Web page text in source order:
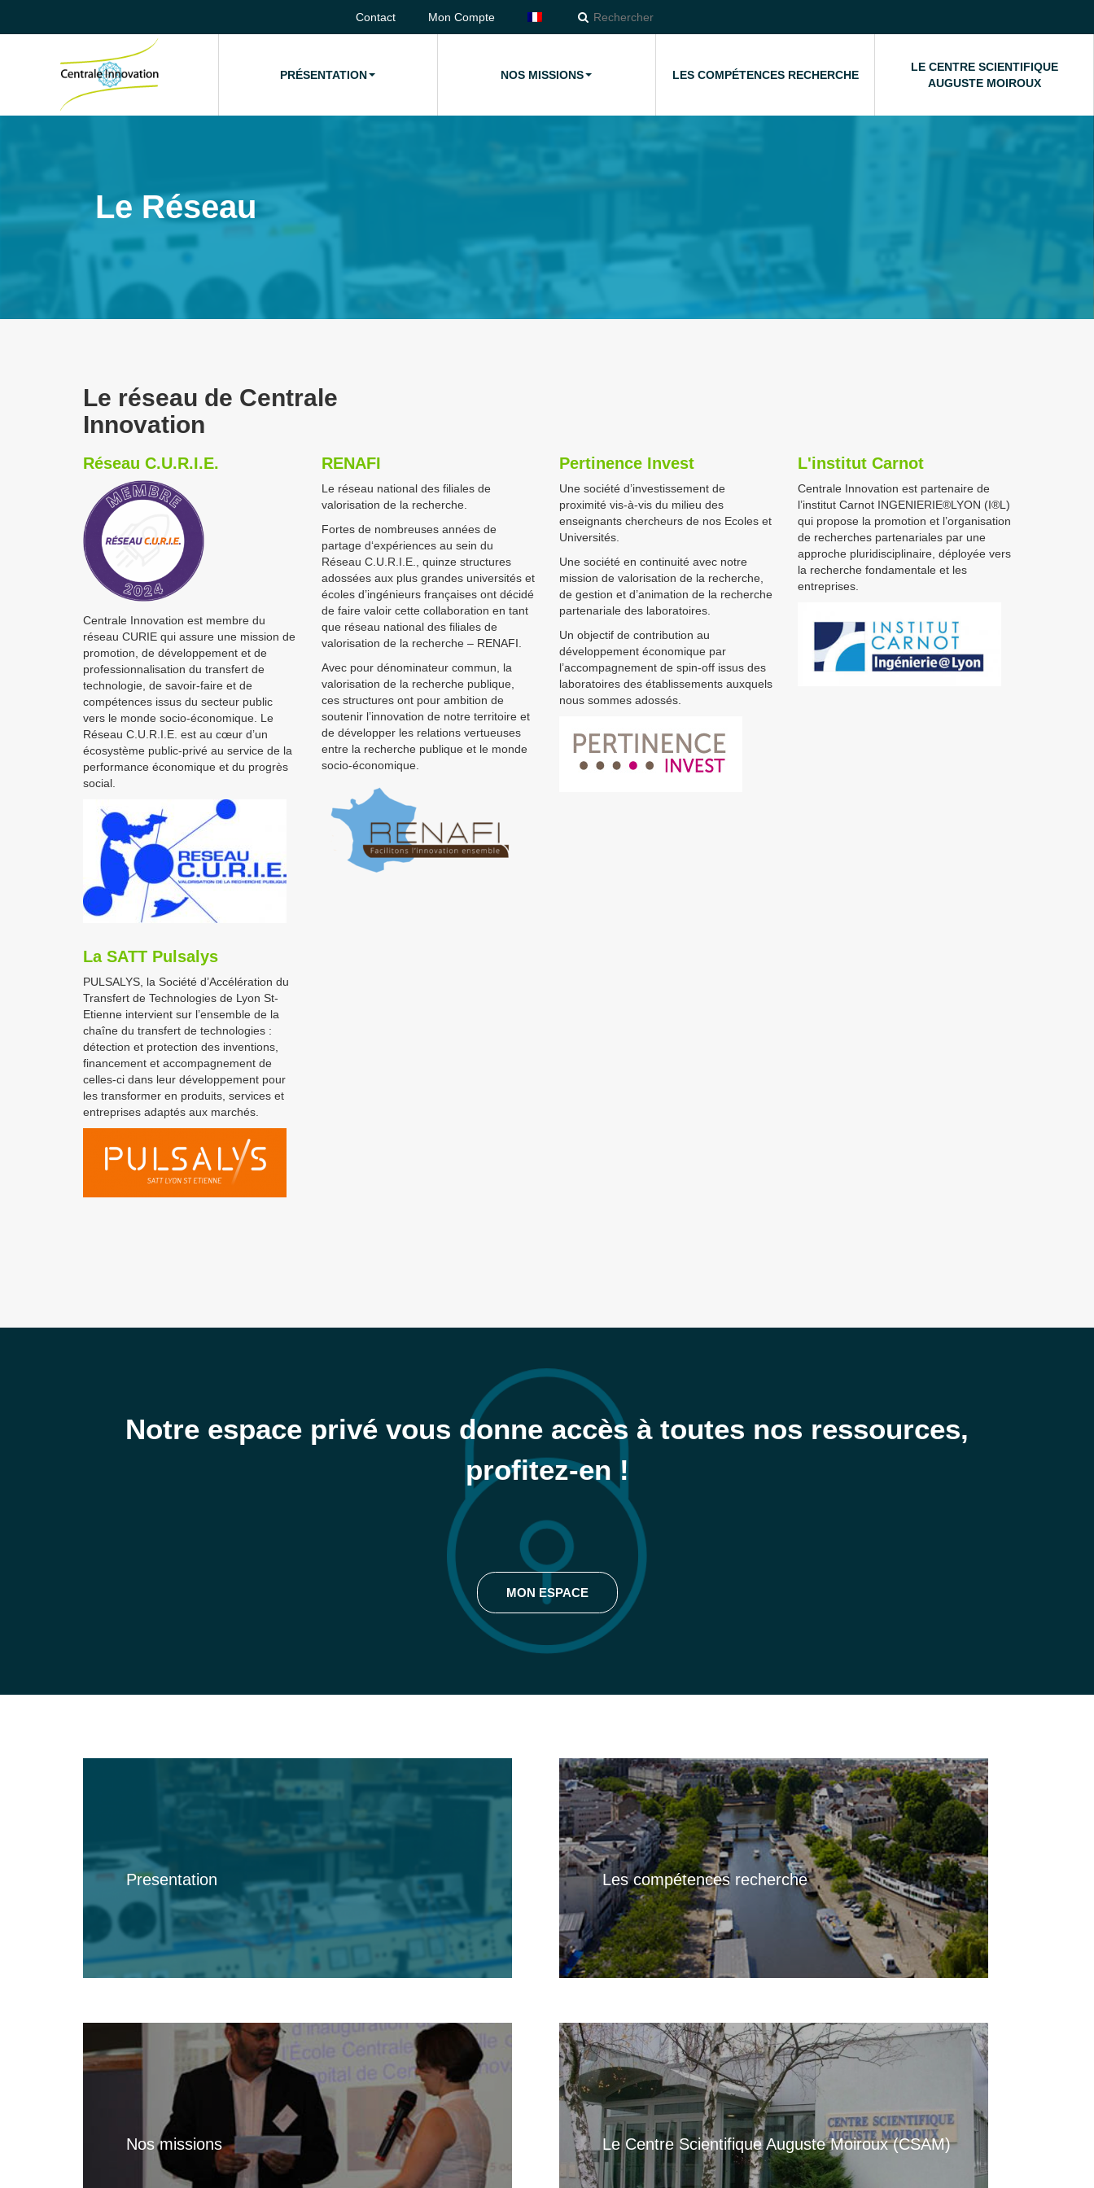
Contact Mon Compte
ACCUEIL PRÉSENTATION NOS MISSIONS LES COMPÉTENCES RECHERCHE
LE CENTRE SCIENTIFIQUE
AUGUSTE MOIROUX
Le Réseau
Le réseau de Centrale
Innovation
Réseau C.U.R.I.E.
Centrale Innovation est membre du
réseau CURIE qui assure une mission de
promotion, de développement et de
professionnalisation du transfert de
technologie, de savoir-faire et de
compétences issus du secteur public
vers le monde socio-économique. Le
Réseau C.U.R.I.E. est au cœur d’un
écosystème public-privé au service de la
performance économique et du progrès
social.
RENAFI
Le réseau national des filiales de
valorisation de la recherche.
Fortes de nombreuses années de
partage d‘expériences au sein du
Réseau C.U.R.I.E., quinze structures
adossées aux plus grandes universités et
écoles d’ingénieurs françaises ont décidé
de faire valoir cette collaboration en tant
que réseau national des filiales de
valorisation de la recherche – RENAFI.
Avec pour dénominateur commun, la
valorisation de la recherche publique,
ces structures ont pour ambition de
soutenir l’innovation de notre territoire et
de développer les relations vertueuses
entre la recherche publique et le monde
socio-économique.
Pertinence Invest
Une société d’investissement de
proximité vis-à-vis du milieu des
enseignants chercheurs de nos Ecoles et
Universités.
Une société en continuité avec notre
mission de valorisation de la recherche,
de gestion et d’animation de la recherche
partenariale des laboratoires.
Un objectif de contribution au
développement économique par
l’accompagnement de spin-off issus des
laboratoires des établissements auxquels
nous sommes adossés.
L'institut Carnot
Centrale Innovation est partenaire de
l’institut Carnot INGENIERIE®LYON (I®L)
qui propose la promotion et l’organisation
de recherches partenariales par une
approche pluridisciplinaire, déployée vers
la recherche fondamentale et les
entreprises.
La SATT Pulsalys
PULSALYS, la Société d’Accélération du
Transfert de Technologies de Lyon St-
Etienne intervient sur l’ensemble de la
chaîne du transfert de technologies :
détection et protection des inventions,
financement et accompagnement de
celles-ci dans leur développement pour
les transformer en produits, services et
entreprises adaptés aux marchés.
Notre espace privé vous donne accès à toutes nos ressources,
profitez-en !
MON ESPACE
Presentation Les compétences recherche
Nos missions Le Centre Scientifique Auguste Moiroux (CSAM)